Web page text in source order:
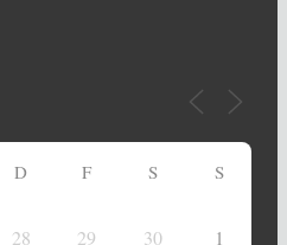
D F S S
28 29 30 1